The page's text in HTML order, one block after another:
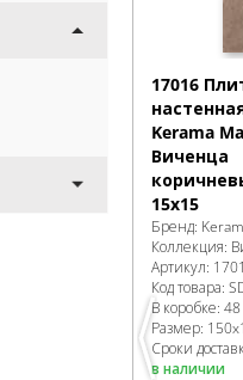
17016
Kerama
Виченца
15х15
Бренд:
Коллекция:
Артикул:
Код товара:
В коробке:
Размер:
Сроки
в наличии